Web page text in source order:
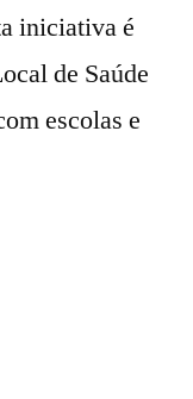
iniciativa é
de Saúde
escolas e